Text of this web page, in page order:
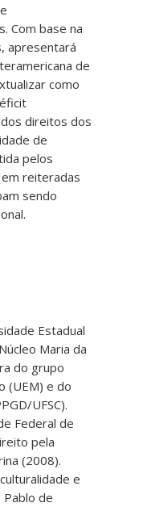
Com base na
apresentará
de
como
direitos dos
de
pelos
reiteradas
sendo
Estadual
Maria da
do grupo
(UEM) e do
UFSC).
Federal de
pela
(2008).
e
de